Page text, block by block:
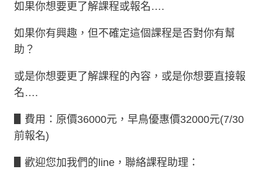
如果你想要更了解課程或報名….
如果你有興趣，但不確定這個課程是否對你有幫
助？
或是你想要更了解課程的內容，或是你想要直接報
名….
▋費用：原價36000元，早鳥優惠價32000元(7/30
前報名)
▋歡迎您加我們的line，聯絡課程助理：